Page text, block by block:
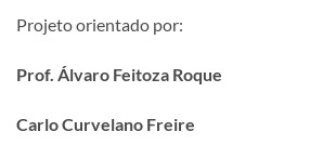
Projeto orientado por:
Prof. Álvaro Feitoza Roque
Carlo Curvelano Freire